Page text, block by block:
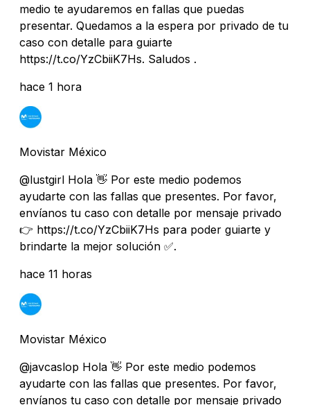
medio te ayudaremos en fallas que puedas
presentar. Quedamos a la espera por privado de tu
caso con detalle para guiarte
https://t.co/YzCbiiK7Hs. Saludos .
hace 1 hora
Movistar México
@lustgirl Hola 👋 Por este medio podemos
ayudarte con las fallas que presentes. Por favor,
envíanos tu caso con detalle por mensaje privado
👉 https://t.co/YzCbiiK7Hs para poder guiarte y
brindarte la mejor solución ✅.
hace 11 horas
Movistar México
@javcaslop Hola 👋 Por este medio podemos
ayudarte con las fallas que presentes. Por favor,
envíanos tu caso con detalle por mensaje privado